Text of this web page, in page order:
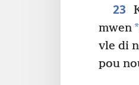
23
mwen*
vle di
pou